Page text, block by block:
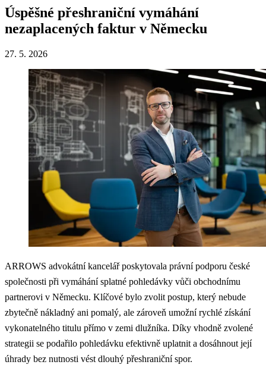
Úspěšné přeshraniční vymáhání
nezaplacených faktur v Německu
27. 5. 2026
ARROWS advokátní kancelář poskytovala právní podporu české
společnosti při vymáhání splatné pohledávky vůči obchodnímu
partnerovi v Německu. Klíčové bylo zvolit postup, který nebude
zbytečně nákladný ani pomalý, ale zároveň umožní rychlé získání
vykonatelného titulu přímo v zemi dlužníka. Díky vhodně zvolené
strategii se podařilo pohledávku efektivně uplatnit a dosáhnout její
úhrady bez nutnosti vést dlouhý přeshraniční spor.